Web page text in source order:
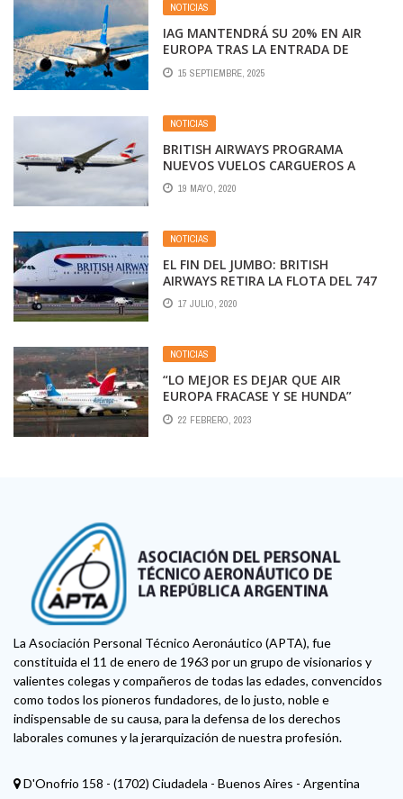
NOTICIAS
IAG MANTENDRÁ SU 20% EN AIR
EUROPA TRAS LA ENTRADA DE
TURKISH
15 SEPTIEMBRE, 2025
NOTICIAS
BRITISH AIRWAYS PROGRAMA
NUEVOS VUELOS CARGUEROS A
BUENOS AIRES
19 MAYO, 2020
NOTICIAS
EL FIN DEL JUMBO: BRITISH
AIRWAYS RETIRA LA FLOTA DEL 747
17 JULIO, 2020
NOTICIAS
“LO MEJOR ES DEJAR QUE AIR
EUROPA FRACASE Y SE HUNDA”
22 FEBRERO, 2023
La Asociación Personal Técnico Aeronáutico (APTA), fue
constituida el 11 de enero de 1963 por un grupo de visionarios y
valientes colegas y compañeros de todas las edades, convencidos
como todos los pioneros fundadores, de lo justo, noble e
indispensable de su causa, para la defensa de los derechos
laborales comunes y la jerarquización de nuestra profesión.
D'Onofrio 158 - (1702) Ciudadela - Buenos Aires - Argentina